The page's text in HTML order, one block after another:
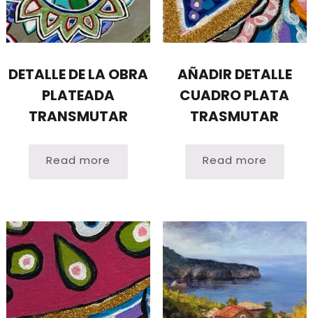
DETALLE DE LA OBRA
PLATEADA
TRANSMUTAR
Read more
AÑADIR DETALLE
CUADRO PLATA
TRASMUTAR
Read more